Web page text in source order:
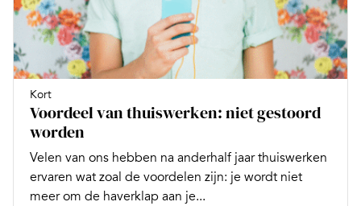
Kort
Voordeel van thuiswerken: niet gestoord
worden
Velen van ons hebben na anderhalf jaar thuiswerken
ervaren wat zoal de voordelen zijn: je wordt niet
meer om de haverklap aan je...